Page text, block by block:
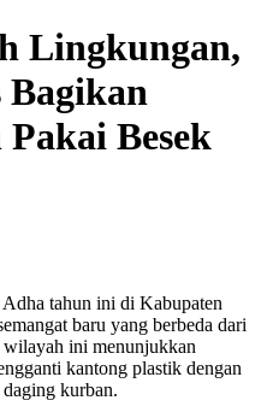
Lingkungan,
Bagikan
Besek
tahun ini di Kabupaten
baru yang berbeda dari
ini menunjukkan
kantong plastik dengan
kurban.